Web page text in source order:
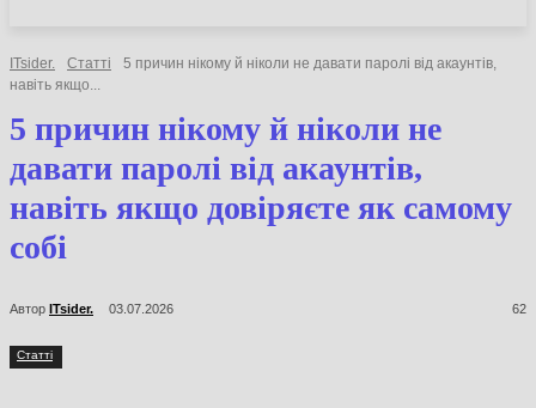
ITsider. Статті
5 причин нікому й ніколи не давати паролі від акаунтів,
навіть якщо...
5 причин нікому й ніколи не
давати паролі від акаунтів,
навіть якщо довіряєте як самому
собі
Автор ITsider. 03.07.2026 62
Статті